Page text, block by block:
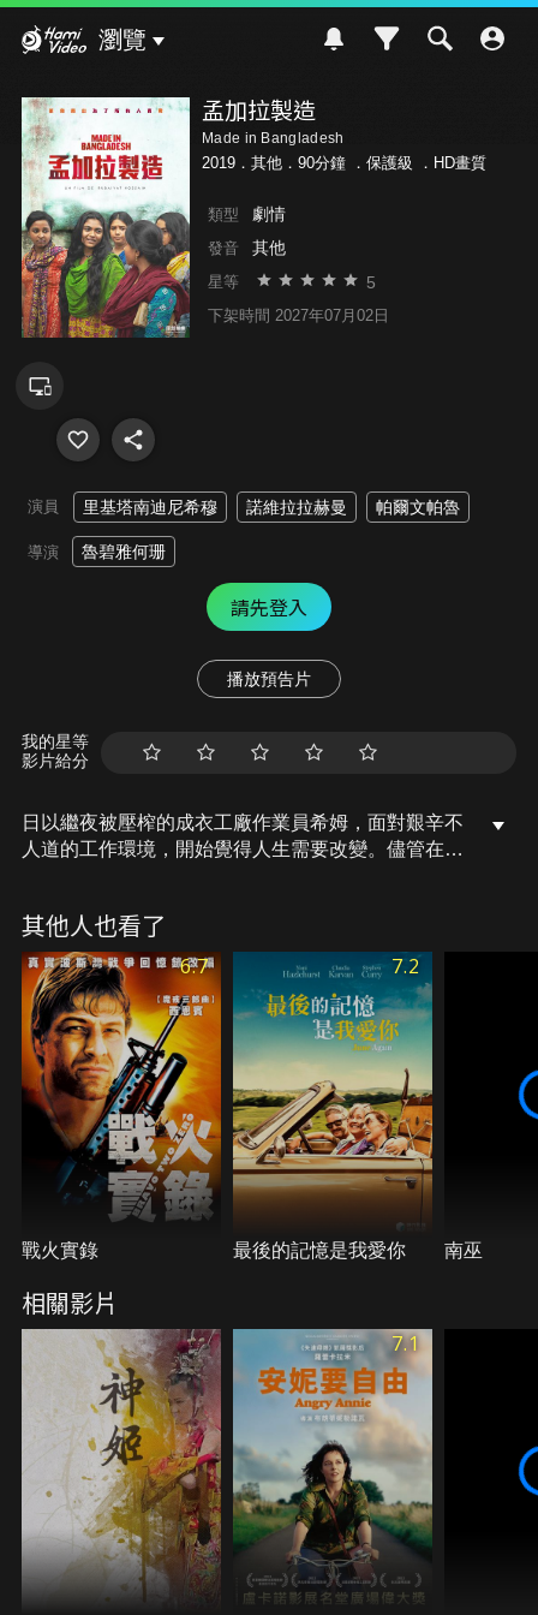
瀏覽
孟加拉製造
Made in Bangladesh
2019．其他．90分鐘 ． 保護級 ．HD畫質
類型 劇情
發音 其他
星等 5
下架時間 2027年07月02日
演員 里基塔南迪尼希穆 諾維拉拉赫曼 帕爾文帕魯
導演 魯碧雅何珊
請先登入
播放預告片
我的星等
影片給分
日以繼夜被壓榨的成衣工廠作業員希姆，面對艱辛不
人道的工作環境，開始覺得人生需要改變。儘管在企
阻擋希姆改變的決心。也唯有此時，女人們在壓迫
下，得以產生共同奮鬥的團結願景。
其他人也看了
6.7
戰火實錄
7.2
最後的記憶是我愛你 南巫
相關影片
7.1